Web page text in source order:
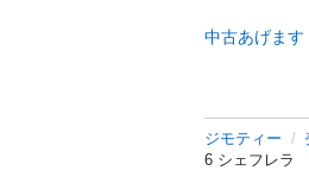
中古あげます
ジモティー
6 シェフレ